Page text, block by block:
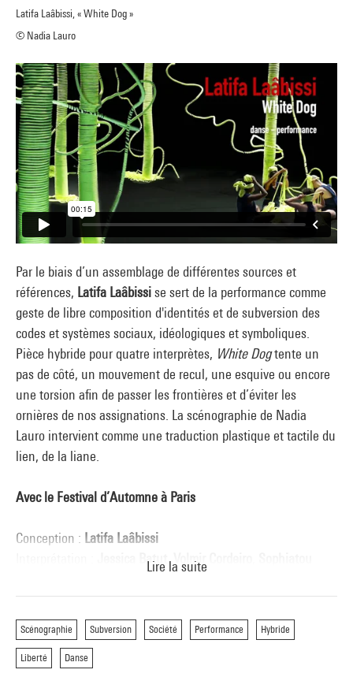
Latifa Laâbissi, « White Dog »
© Nadia Lauro
Par le biais d’un assemblage de différentes sources et
références, Latifa Laâbissise sert de la performance comme
geste de libre composition d'identités et de subversion des
codes et systèmes sociaux, idéologiques et symboliques.
Pièce hybride pour quatre interprètes, White Dogtente un
pas de côté, un mouvement de recul, une esquive ou encore
une torsion afin de passer les frontières et d’éviter les
ornières de nos assignations. La scénographie de Nadia
Lauro intervient comme une traduction plastique et tactile du
lien, de la liane.
Avec le Festival d’Automne à Paris
Conception : Latifa Laâbissi
Jessica Batut ,Volmir Cordeiro
Conception de la scénographie :Nadia Lauro
Figures :Latifa Laâbissi et Nadia Lauro
Création lumière :Leticia Skrycky
Création sonore :
Lire la suite
Scénographie Subversion Société Performance Hybride
Liberté Danse